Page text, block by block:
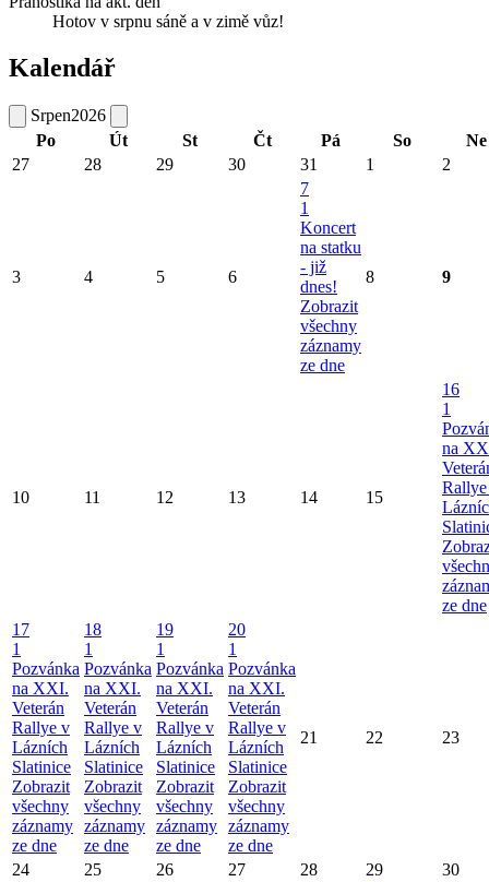
Hotov v srpnu sáně a v zimě vůz!
Kalendář
Srpen2026
Po
Út St Čt Pá So
Ne
27
28 29 30 31 1 2
3 4 5 6
7
1
Koncert
na statku
- již
dnes!
Zobrazit
všechny
záznamy
ze dne
8 9
10 11 12 13 14 15
16
1
na
ze dne
17
1
Pozvánka
na XXI.
Veterán
Rallye v
Lázních
Slatinice
Zobrazit
všechny
záznamy
ze dne
18
1
Pozvánka
na XXI.
Veterán
Rallye v
Lázních
Slatinice
Zobrazit
všechny
záznamy
ze dne
19
1
Pozvánka
na XXI.
Veterán
Rallye v
Lázních
Slatinice
Zobrazit
všechny
záznamy
ze dne
20
1
Pozvánka
na XXI.
Veterán
Rallye v
Lázních
Slatinice
Zobrazit
všechny
záznamy
ze dne
21 22 23
24 25 26 27 28 29 30